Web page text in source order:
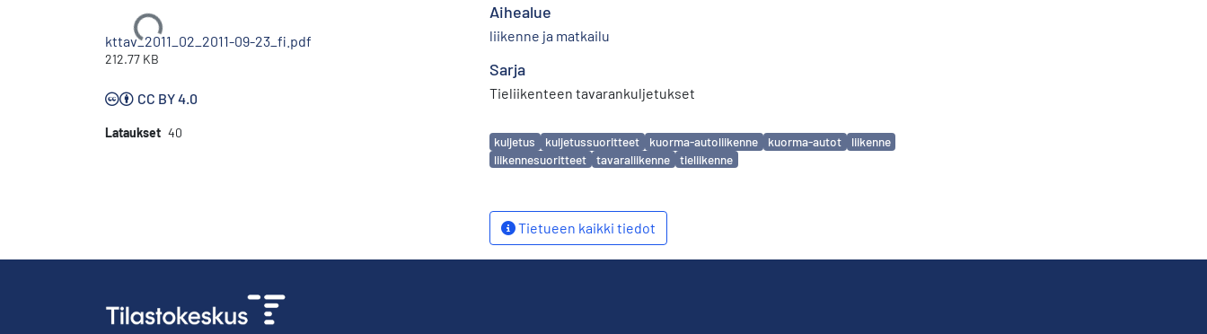
Ladataan...
kttav_2011_02_2011-09-23_fi.pdf
212.77 KB
CC BY 4.0
Lataukset 40
Aihealue
liikenne ja matkailu
Sarja
Tieliikenteen tavarankuljetukset
Avainsanat
kuljetus kuljetussuoritteet kuorma-autoliikenne kuorma-autot
liikenne
liikennesuoritteet
tavaraliikenne tieliikenne
Tietueen kaikki tiedot